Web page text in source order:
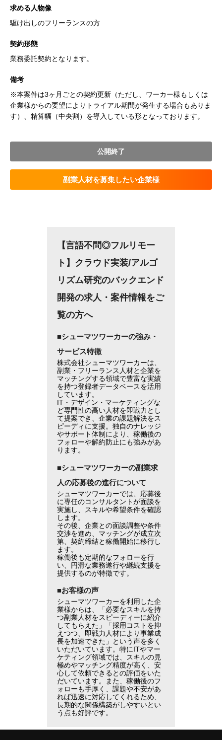
求める人物像
駆け出しのフリーランスの方
契約形態
業務委託契約となります。
備考
※本案件は3ヶ月ごとの契約更新（ただし、ワーカー様もしくは
企業様からの要望によりトライアル期間が発生する場合もありま
す）、精算幅（中央割）を導入している形となっております。
公開終了
副業人材を募集したい企業様
【言語不問◎フルリモー
ト】クラウド実装/アルゴ
リズム研究のバックエンド
開発の求人・案件情報をご
覧の方へ
■シューマツワーカーの強み・
サービス特徴
株式会社シューマツワーカーは、
副業・フリーランス人材と企業を
マッチングする領域で豊富な実績
を持つ登録者データベースを活用
しています。
IT・デザイン・マーケティングな
ど専門性の高い人材を即戦力とし
て提案でき、企業の課題解決をス
ピーディに支援。独自のナレッジ
やサポート体制により、稼働後の
フォローや解約防止にも強みがあ
ります。
■シューマツワーカーの副業求
人の応募後の進行について
シューマツワーカーでは、応募後
に専任のコンサルタントが面談を
実施し、スキルや希望条件を確認
します。
その後、企業との面談調整や条件
交渉を進め、マッチングが成立次
第、契約締結と稼働開始に移行し
ます。
稼働後も定期的なフォローを行
い、円滑な業務遂行や継続支援を
提供するのが特徴です。
■お客様の声
シューマツワーカーを利用した企
業様からは、「必要なスキルを持
つ副業人材をスピーディーに紹介
してもらえた」「採用コストを抑
えつつ、即戦力人材により事業成
長を加速できた」という声を多く
いただいています。特にITやマー
ケティング領域では、スキルの見
極めやマッチング精度が高く、安
心して依頼できるとの評価をいた
だいています。また、稼働後のフ
ォローも手厚く、課題や不安があ
れば迅速に対応してくれるため、
長期的な関係構築がしやすいとい
う点も好評です。